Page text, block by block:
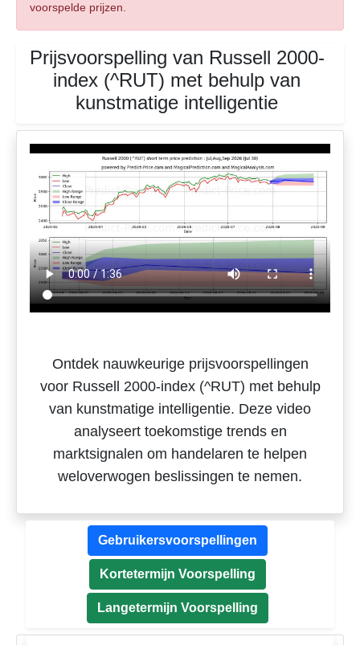
voorspelde prijzen.
Prijsvoorspelling van Russell 2000-
index (^RUT) met behulp van
kunstmatige intelligentie
Ontdek nauwkeurige prijsvoorspellingen
voor Russell 2000-index (^RUT) met behulp
van kunstmatige intelligentie. Deze video
analyseert toekomstige trends en
marktsignalen om handelaren te helpen
weloverwogen beslissingen te nemen.
Gebruikersvoorspellingen
Kortetermijn Voorspelling
Langetermijn Voorspelling